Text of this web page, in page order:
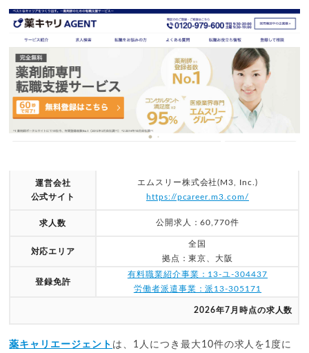
運営会社
公式サイト
エムスリー株式会社(M3, Inc.)
https://pcareer.m3.com/
求人数 公開求人：60,770件
対応エリア
全国
拠点：東京、大阪
登録免許
有料職業紹介事業：13-ユ-304437
労働者派遣事業：派13-305171
2026年7月時点の求人数
薬キャリエージェント は、1人につき最大10件の求人を1度に